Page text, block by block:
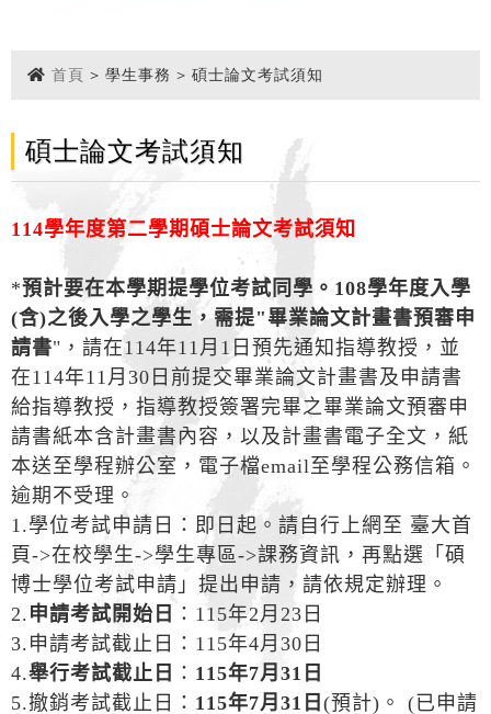
首頁 > 學生事務 > 碩士論文考試須知
碩士論文考試須知
114學年度第二學期碩士論文考試須知
*預計要在本學期提學位考試同學。108學年度入學
(含)之後入學之學生，需提"畢業論文計畫書預審申
請書"，請在114年11月1日預先通知指導教授，並
在114年11月30日前提交畢業論文計畫書及申請書
給指導教授，指導教授簽署完畢之畢業論文預審申
請書紙本含計畫書內容，以及計畫書電子全文，紙
本送至學程辦公室，電子檔email至學程公務信箱。
逾期不受理。
1.學位考試申請日：即日起。請自行上網至 臺大首
頁->在校學生->學生專區->課務資訊，再點選「碩
博士學位考試申請」提出申請，請依規定辦理。
2. 申請考試開始日 ：115年2月23日
3.申請考試截止日：115年4月30日
4.舉行考試截止日 ： 115年7月31日
5.撤銷考試截止日： 115年7月31日 (預計)。 (已申請